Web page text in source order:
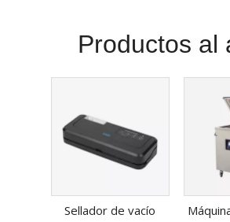
Productos al
Sellador de vacío